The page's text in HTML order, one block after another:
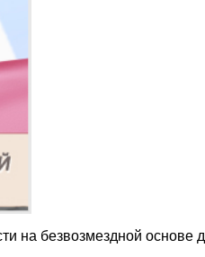
на безвозмездной основе